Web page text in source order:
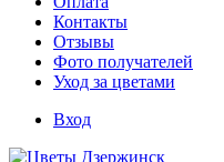
Контакты
Отзывы
Фото получателей
Уход за цветами
Вход